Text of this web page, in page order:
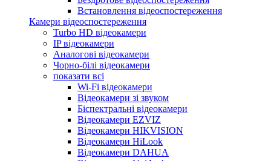
Встановлення відеоспостереження
Камери відеоспостереження
Turbo HD відеокамери
IP відеокамери
Аналогові відеокамери
Чорно-білі відеокамери
показати всі
Wi-Fi відеокамери
Відеокамери зі звуком
Біспектральні відеокамери
Відеокамери EZVIZ
Відеокамери HIKVISION
Відеокамери HiLook
Відеокамери DAHUA